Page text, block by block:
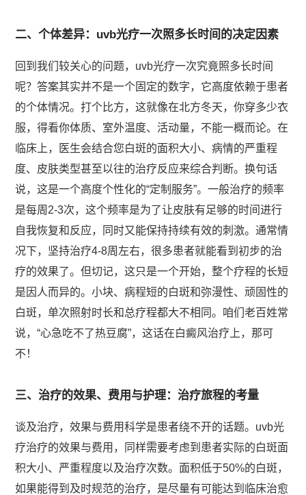
二、个体差异：uvb光疗一次照多长时间的决定因素
回到我们较关心的问题，uvb光疗一次究竟照多长时间
呢？答案其实并不是一个固定的数字，它高度依赖于患者
的个体情况。打个比方，这就像在北方冬天，你穿多少衣
服，得看你体质、室外温度、活动量，不能一概而论。在
临床上，医生会结合您白斑的面积大小、病情的严重程
度、皮肤类型甚至以往的治疗反应来综合判断。换句话
说，这是一个高度个性化的“定制服务”。一般治疗的频率
是每周2-3次，这个频率是为了让皮肤有足够的时间进行
自我恢复和反应，同时又能保持持续有效的刺激。通常情
况下，坚持治疗4-8周左右，很多患者就能看到初步的治
疗的效果了。但切记，这只是一个开始，整个疗程的长短
是因人而异的。小块、病程短的白斑和弥漫性、顽固性的
白斑，单次照射时长和总疗程都大不相同。咱们老百姓常
说，“心急吃不了热豆腐”，这话在白癜风治疗上，那可
不！
三、治疗的效果、费用与护理：治疗旅程的考量
谈及治疗，效果与费用科学是患者绕不开的话题。uvb光
疗治疗的效果与费用，同样需要考虑到患者实际的白斑面
积大小、严重程度以及治疗次数。面积低于50%的白斑，
如果能得到及时规范的治疗，是尽量有可能达到临床治愈